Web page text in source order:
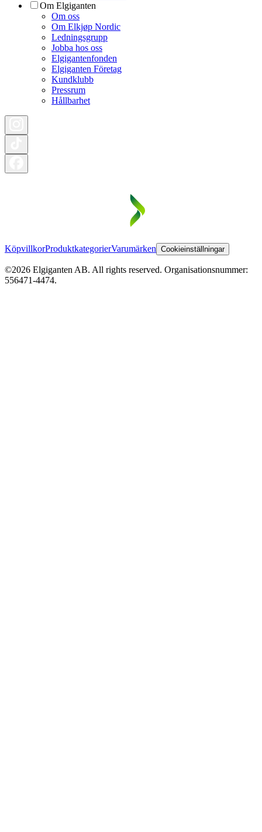
Om Elgiganten
Om oss
Om Elkjøp Nordic
Ledningsgrupp
Jobba hos oss
Elgigantenfonden
Elgiganten Företag
Kundklubb
Pressrum
Hållbarhet
KöpvillkorProduktkategorierVarumärken Cookieinställningar
©2026 Elgiganten AB. All rights reserved. Organisationsnummer:
556471-4474.